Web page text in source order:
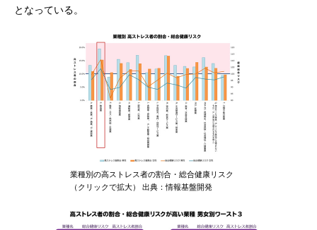
となっている。
業種別の高ストレス者の割合・総合健康リスク
（クリックで拡大） 出典：情報基盤開発